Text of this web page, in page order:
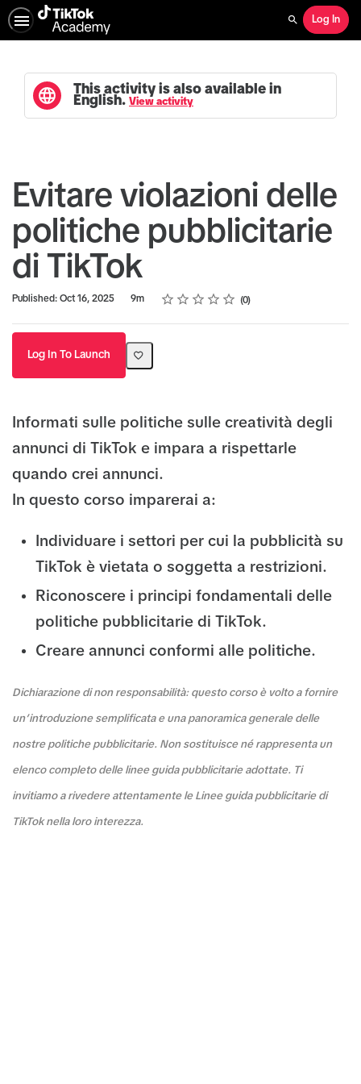
Search
Log In
This activity is also available in
English. View activity
Evitare violazioni delle
politiche pubblicitarie
di TikTok
Published: Oct 16, 2025
Duration 9m Rating
1 star
2 stars
3 stars
4 stars
5 stars
Average rating: 0 0
No reviews
Log In To Launch
Informati sulle politiche sulle creatività degli
annunci di TikTok e impara a rispettarle
quando crei annunci.
In questo corso imparerai a:
Individuare i settori per cui la pubblicità su
TikTok è vietata o soggetta a restrizioni.
Riconoscere i principi fondamentali delle
politiche pubblicitarie di TikTok.
Creare annunci conformi alle politiche.
Dichiarazione di non responsabilità: questo corso è volto a fornire
un’introduzione semplificata e una panoramica generale delle
nostre politiche pubblicitarie. Non sostituisce né rappresenta un
elenco completo delle linee guida pubblicitarie adottate. Ti
invitiamo a rivedere attentamente le Linee guida pubblicitarie di
TikTok nella loro interezza.